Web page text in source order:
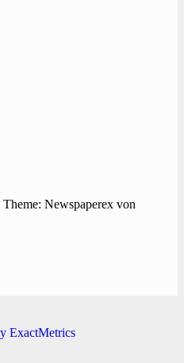
Theme: Newspaperex von